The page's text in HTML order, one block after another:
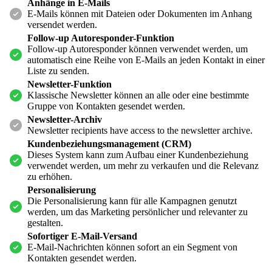
Anhänge in E-Mails
E-Mails können mit Dateien oder Dokumenten im Anhang
versendet werden.
Follow-up Autoresponder-Funktion
Follow-up Autoresponder können verwendet werden, um
automatisch eine Reihe von E-Mails an jeden Kontakt in einer
Liste zu senden.
Newsletter-Funktion
Klassische Newsletter können an alle oder eine bestimmte
Gruppe von Kontakten gesendet werden.
Newsletter-Archiv
Newsletter recipients have access to the newsletter archive.
Kundenbeziehungsmanagement (CRM)
Dieses System kann zum Aufbau einer Kundenbeziehung
verwendet werden, um mehr zu verkaufen und die Relevanz
zu erhöhen.
Personalisierung
Die Personalisierung kann für alle Kampagnen genutzt
werden, um das Marketing persönlicher und relevanter zu
gestalten.
Sofortiger E-Mail-Versand
E-Mail-Nachrichten können sofort an ein Segment von
Kontakten gesendet werden.